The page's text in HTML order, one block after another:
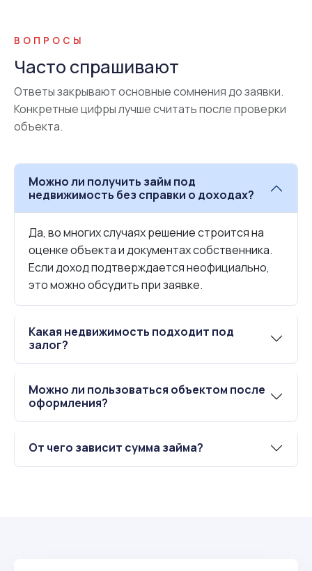
ВОПРОСЫ
Часто спрашивают
Ответы закрывают основные сомнения до заявки.
Конкретные цифры лучше считать после проверки
объекта.
Можно ли получить займ под
недвижимость без справки о доходах?
Да, во многих случаях решение строится на
оценке объекта и документах собственника.
Если доход подтверждается неофициально,
это можно обсудить при заявке.
Какая недвижимость подходит под
залог?
Можно ли пользоваться объектом после
оформления?
От чего зависит сумма займа?